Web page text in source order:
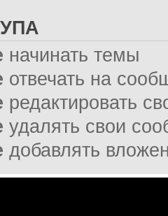
начинать темы
отвечать на
редактировать
удалять свои
добавлять